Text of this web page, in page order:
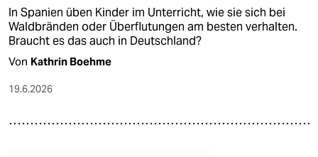
In Spanien üben Kinder im Unterricht, wie sie sich bei
Waldbränden oder Überflutungen am besten verhalten.
Braucht es das auch in Deutschland?
Von Kathrin Boehme
19.6.2026